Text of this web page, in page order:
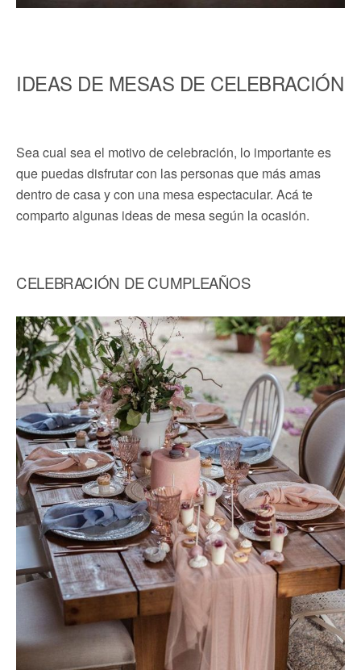
IDEAS DE MESAS DE CELEBRACIÓN
Sea cual sea el motivo de celebración, lo importante es
que puedas disfrutar con las personas que más amas
dentro de casa y con una mesa espectacular. Acá te
comparto algunas ideas de mesa según la ocasión.
CELEBRACIÓN DE CUMPLEAÑOS